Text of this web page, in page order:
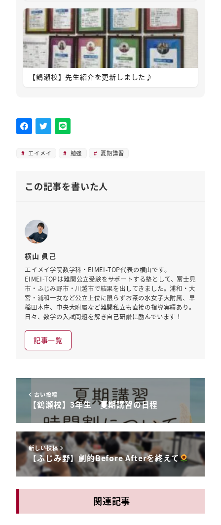
【鶴瀬校】先生紹介を更新しました♪
エイメイ 勉強 夏期講習
この記事を書いた人
横山 眞己
エイメイ学院数学科・EIMEI-TOP代表の横山です。
EIMEI-TOPは難関公立受験をサポートする塾として、富士見
市・ふじみ野市・川越市で結果を出してきました。浦和・大
宮・浦和一女など公立上位に限らずお茶の水女子大附属、早
稲田本庄、中央大附属など難関私立も直接の指導実績あり。
日々、数学の入試問題を解き自己研鑽に励んでいます！
記事一覧
古い投稿
【鶴瀬校】3年生 夏期講習の日程
新しい投稿
【ふじみ野】劇的Before Afterを終えて
関連記事